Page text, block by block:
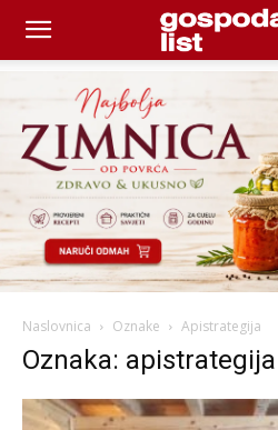
Naslovnica Oznake Apistrategija
Oznaka: apistrategija